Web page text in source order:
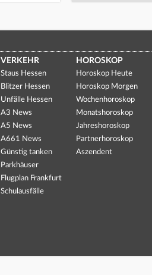
VERKEHR
Staus Hessen
Blitzer Hessen
Unfälle Hessen
A3 News
A5 News
A661 News
Günstig tanken
Parkhäuser
Flugplan Frankfurt
Schulausfälle
HOROSKOP
Horoskop Heute
Horoskop Morgen
Wochenhoroskop
Monatshoroskop
Jahreshoroskop
Partnerhoroskop
Aszendent